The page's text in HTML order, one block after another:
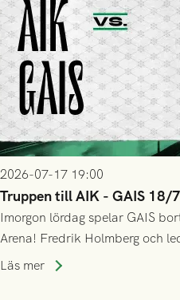
2026-07-17 19:00
Truppen till AIK - GAIS 18/7
Imorgon lördag spelar GAIS
Arena! Fredrik Holmberg och
trupp till matchen:
Läs mer